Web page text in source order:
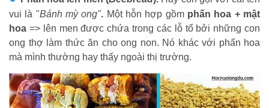
vui là "Bánh mỳ ong". Một hỗn hợp gồm phấn hoa + mật
hoa => lên men được chứa trong các lỗ tổ bởi những con
ong thợ làm thức ăn cho ong non. Nó khác với phấn hoa
mà mình thường hay thấy ngoài thị trường.